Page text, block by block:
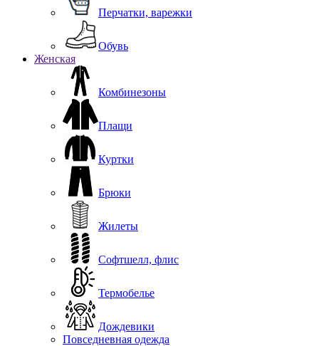
Перчатки, варежки
Обувь
Женская
Комбинезоны
Плащи
Куртки
Брюки
Жилеты
Софтшелл, флис
Термобелье
Дождевики
Повседневная одежда